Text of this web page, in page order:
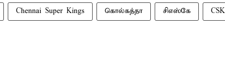
Chennai Super Kings கொல்கத்தா சிஎஸ்கே CSK